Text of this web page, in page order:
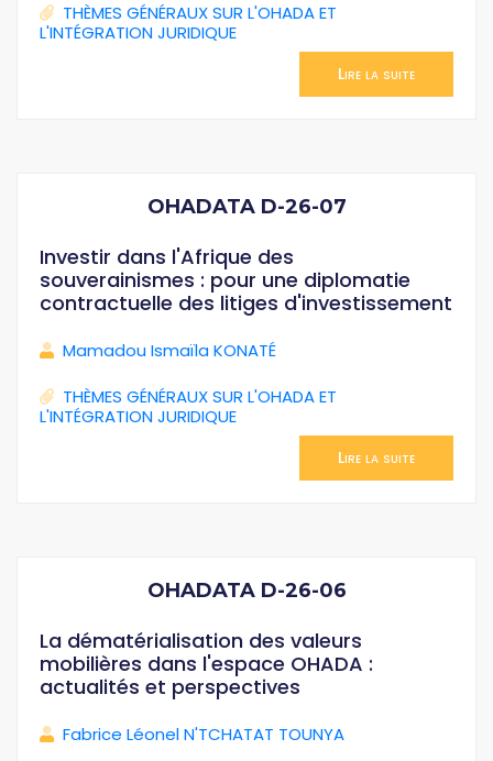
THÈMES GÉNÉRAUX SUR L'OHADA ET
L'INTÉGRATION JURIDIQUE
Lire la suite
OHADATA D-26-07
Investir dans l'Afrique des
souverainismes : pour une diplomatie
contractuelle des litiges d'investissement
Mamadou Ismaïla KONATÉ
THÈMES GÉNÉRAUX SUR L'OHADA ET
L'INTÉGRATION JURIDIQUE
Lire la suite
OHADATA D-26-06
La dématérialisation des valeurs
mobilières dans l'espace OHADA :
actualités et perspectives
Fabrice Léonel N'TCHATAT TOUNYA